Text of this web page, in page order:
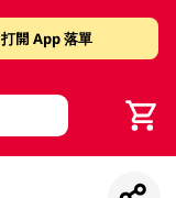
打開 App 落單